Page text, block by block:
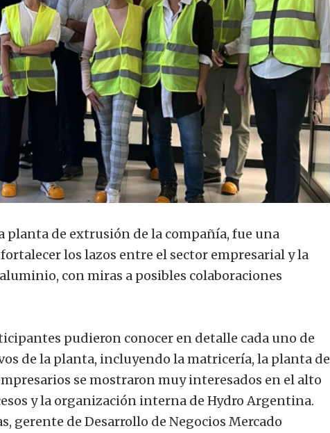
planta de extrusión de la compañía, fue una
los lazos entre el sector empresarial y la
con miras a posibles colaboraciones
pudieron conocer en detalle cada uno de
de la planta, incluyendo la matricería, la planta de
se mostraron muy interesados en el alto
y la organización interna de Hydro Argentina.
gerente de Desarrollo de Negocios Mercado